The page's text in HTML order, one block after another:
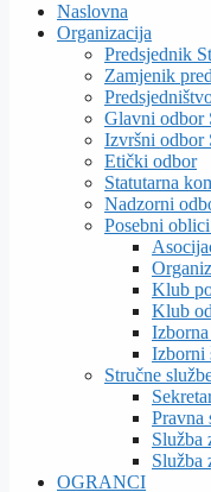
Naslovna
Organizacija
Predsjednik
Zamjenik
Glavni odbor
Izvršni odbor
Etički odbor
Statutarna
Nadzorni
Posebni
Klub
Klub
Izborni
Stručne
Pravna
Služba
Služba
OGRANCI